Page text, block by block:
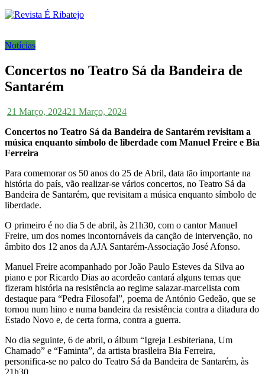
Notícias
Concertos no Teatro Sá da Bandeira de
Santarém
21 Março, 202421 Março, 2024
Concertos no Teatro Sá da Bandeira de Santarém revisitam a
música enquanto símbolo de liberdade com Manuel Freire e Bia
Ferreira
Para comemorar os 50 anos do 25 de Abril, data tão importante na
história do país, vão realizar-se vários concertos, no Teatro Sá da
Bandeira de Santarém, que revisitam a música enquanto símbolo de
liberdade.
O primeiro é no dia 5 de abril, às 21h30, com o cantor Manuel
Freire, um dos nomes incontornáveis da canção de intervenção, no
âmbito dos 12 anos da AJA Santarém-Associação José Afonso.
Manuel Freire acompanhado por João Paulo Esteves da Silva ao
piano e por Ricardo Dias ao acordeão cantará alguns temas que
fizeram história na resistência ao regime salazar-marcelista com
destaque para “Pedra Filosofal”, poema de António Gedeão, que se
tornou num hino e numa bandeira da resistência contra a ditadura do
Estado Novo e, de certa forma, contra a guerra.
No dia seguinte, 6 de abril, o álbum “Igreja Lesbiteriana, Um
Chamado” e “Faminta”, da artista brasileira Bia Ferreira,
personifica-se no palco do Teatro Sá da Bandeira de Santarém, às
21h30.